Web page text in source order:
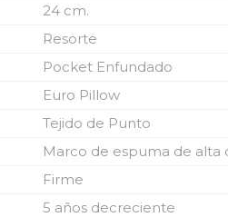
24 cm.
Resorte
Pocket Enfundado
Euro Pillow
Tejido de Punto
Marco de espuma de alta
Firme
5 años decreciente